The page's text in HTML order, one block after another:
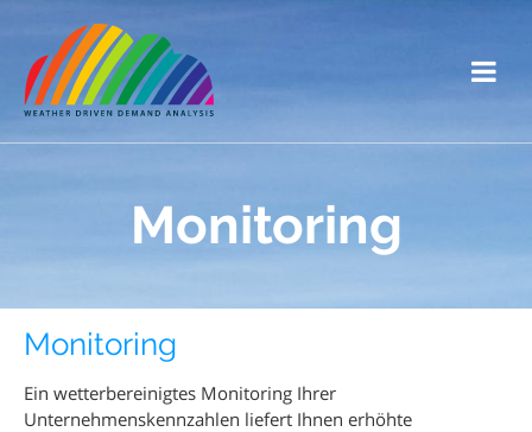
Monitoring
Monitoring
Ein wetterbereinigtes Monitoring Ihrer
Unternehmenskennzahlen liefert Ihnen erhöhte